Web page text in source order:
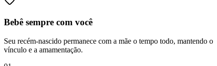
Bebê sempre com você
Seu recém-nascido permanece com a mãe o tempo todo, mantendo o
vínculo e a amamentação.